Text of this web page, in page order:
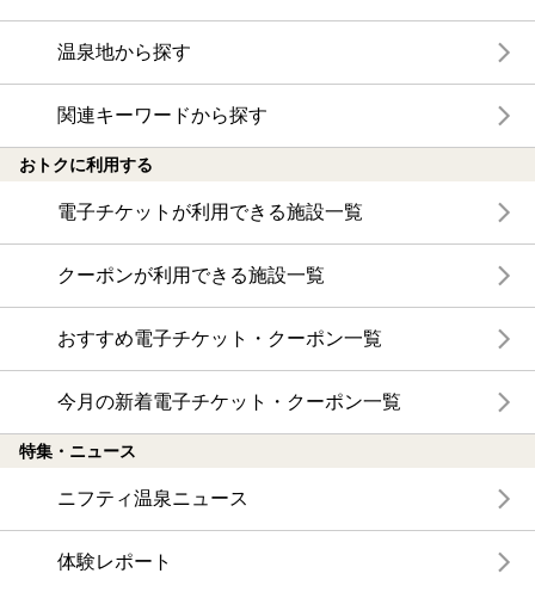
温泉地から探す
関連キーワードから探す
おトクに利用する
電子チケットが利用できる施設一覧
クーポンが利用できる施設一覧
おすすめ電子チケット・クーポン一覧
今月の新着電子チケット・クーポン一覧
特集・ニュース
ニフティ温泉ニュース
体験レポート